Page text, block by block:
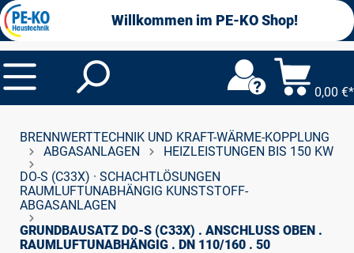
springen Willkommen im PE-KO Shop!
0,00 €*
BRENNWERTTECHNIK UND KRAFT-WÄRME-KOPPLUNG
ABGASANLAGEN
HEIZLEISTUNGEN BIS 150 KW
DO-S (C33X) · SCHACHTLÖSUNGEN
RAUMLUFTUNABHÄNGIG KUNSTSTOFF-
ABGASANLAGEN
GRUNDBAUSATZ DO-S (C33X) . ANSCHLUSS OBEN .
RAUMLUFTUNABHÄNGIG . DN 110/160 . 50